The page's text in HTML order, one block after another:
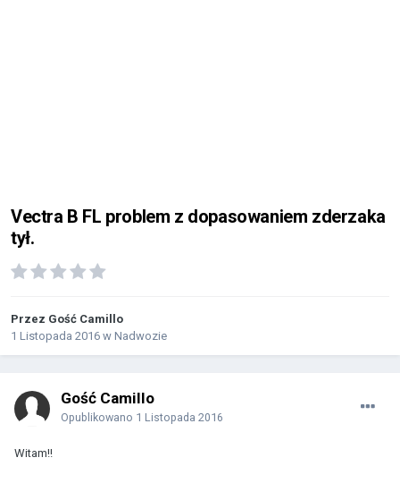
Vectra B FL problem z dopasowaniem zderzaka
tył.
Przez Gość Camillo
1 Listopada 2016 w Nadwozie
Gość Camillo
Opublikowano 1 Listopada 2016
Witam!!